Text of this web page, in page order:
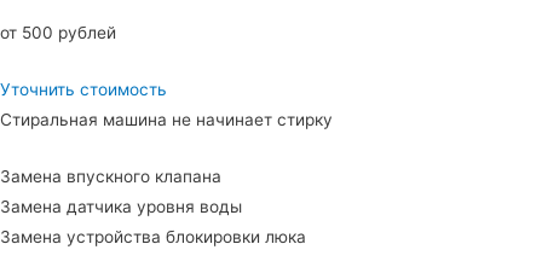
от 500 рублей
Уточнить стоимость
Стиральная машина не начинает стирку
Замена впускного клапана
Замена датчика уровня воды
Замена устройства блокировки люка